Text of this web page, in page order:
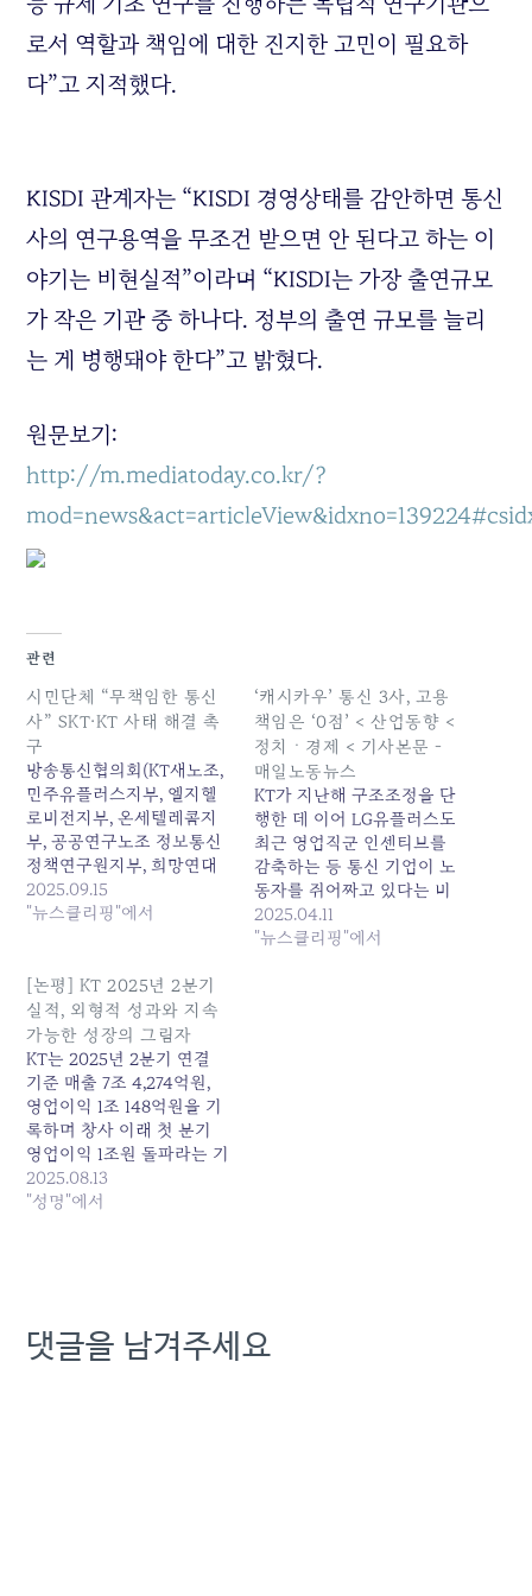
로서 역할과 책임에 대한 진지한 고민이 필요하
다”고 지적했다.
KISDI 관계자는 “KISDI 경영상태를 감안하면 통신
사의 연구용역을 무조건 받으면 안 된다고 하는 이
야기는 비현실적”이라며 “KISDI는 가장 출연규모
가 작은 기관 중 하나다. 정부의 출연 규모를 늘리
는 게 병행돼야 한다”고 밝혔다.
원문보기:
http://m.mediatoday.co.kr/?
관련
시민단체 “무책임한 통신
사” SKT·KT 사태 해결 촉
구
방송통신협의회(KT새노조,
민주유플러스지부, 엘지헬
로비전지부, 온세텔레콤지
부, 공공연구노조 정보통신
정책연구원지부, 희망연대
본부... 원본 기사: 시민단체
“무책임한 통신사” SKT·KT
2025.09.15
"뉴스클리핑"에서
‘캐시카우’ 통신 3사, 고용
책임은 ‘0점’ < 산업동향 <
정치ㆍ경제 < 기사본문 -
매일노동뉴스
KT가 지난해 구조조정을 단
행한 데 이어 LG유플러스도
최근 영업직군 인센티브를
감축하는 등 통신 기업이 노
동자를 쥐어짜고 있다는 비
판을 받고 있다. 통신 3사인
LG유플러스·KT·SK텔레콤
2025.04.11
"뉴스클리핑"에서
[논평] KT 2025년 2분기
실적, 외형적 성과와 지속
가능한 성장의 그림자
KT는 2025년 2분기 연결
기준 매출 7조 4,274억원,
영업이익 1조 148억원을 기
록하며 창사 이래 첫 분기
영업이익 1조원 돌파라는 기
념비적인 성과를 발표하였
다. 그러나 이러한 외형적
율화의 착시 KT의 2025년
2분기…
2025.08.13
"성명"에서
댓글을 남겨주세요